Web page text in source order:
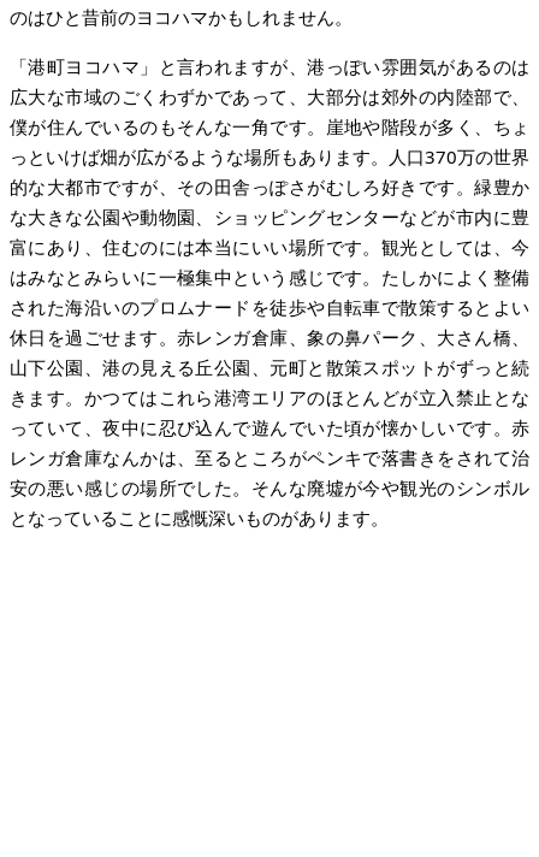
のはひと昔前のヨコハマかもしれません。
「港町ヨコハマ」と言われますが、港っぽい雰囲気があるのは
広大な市域のごくわずかであって、大部分は郊外の内陸部で、
僕が住んでいるのもそんな一角です。崖地や階段が多く、ちょ
っといけば畑が広がるような場所もあります。人口370万の世界
的な大都市ですが、その田舎っぽさがむしろ好きです。緑豊か
な大きな公園や動物園、ショッピングセンターなどが市内に豊
富にあり、住むのには本当にいい場所です。観光としては、今
はみなとみらいに一極集中という感じです。たしかによく整備
された海沿いのプロムナードを徒歩や自転車で散策するとよい
休日を過ごせます。赤レンガ倉庫、象の鼻パーク、大さん橋、
山下公園、港の見える丘公園、元町と散策スポットがずっと続
きます。かつてはこれら港湾エリアのほとんどが立入禁止とな
っていて、夜中に忍び込んで遊んでいた頃が懐かしいです。赤
レンガ倉庫なんかは、至るところがペンキで落書きをされて治
安の悪い感じの場所でした。そんな廃墟が今や観光のシンボル
となっていることに感慨深いものがあります。